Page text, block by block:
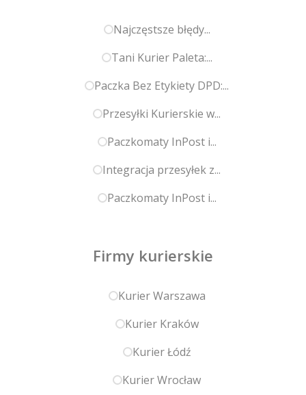
Najczęstsze błędy...
Tani Kurier Paleta:...
Paczka Bez Etykiety DPD:...
Przesyłki Kurierskie w...
Paczkomaty InPost i...
Integracja przesyłek z...
Paczkomaty InPost i...
Firmy kurierskie
Kurier Warszawa
Kurier Kraków
Kurier Łódź
Kurier Wrocław